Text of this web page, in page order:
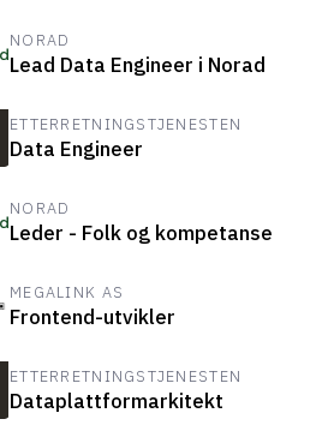
NORAD
Lead Data Engineer i Norad
ETTERRETNINGSTJENESTEN
Data Engineer
NORAD
Leder - Folk og kompetanse
MEGALINK AS
Frontend-utvikler
ETTERRETNINGSTJENESTEN
Dataplattformarkitekt